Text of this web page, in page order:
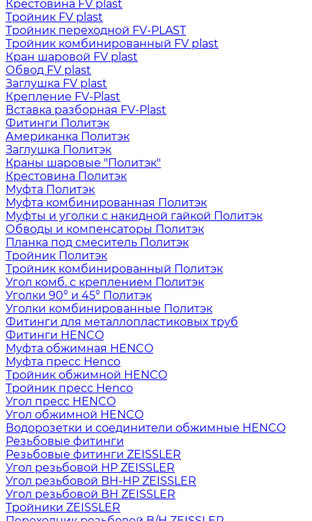
Крестовина FV plast
Тройник FV plast
Тройник переходной FV-PLAST
Тройник комбинированный FV plast
Кран шаровой FV plast
Обвод FV plast
Заглушка FV plast
Крепление FV-Plast
Вставка разборная FV-Plast
Фитинги Политэк
Американка Политэк
Заглушка Политэк
Краны шаровые "Политэк"
Крестовина Политэк
Муфта Политэк
Муфта комбинированная Политэк
Муфты и уголки с накидной гайкой Политэк
Обводы и компенсаторы Политэк
Планка под смеситель Политэк
Тройник Политэк
Тройник комбинированный Политэк
Угол комб. с креплением Политэк
Уголки 90° и 45° Политэк
Уголки комбинированные Политэк
Фитинги для металлопластиковых труб
Фитинги HENCO
Муфта обжимная HENCO
Муфта пресс Henco
Тройник обжимной HENCO
Тройник пресс Henco
Угол пресс HENCO
Угол обжимной HENCO
Водорозетки и соединители обжимные HENCO
Резьбовые фитинги
Резьбовые фитинги ZEISSLER
Угол резьбовой НР ZEISSLER
Угол резьбовой ВН-НР ZEISSLER
Угол резьбовой ВН ZEISSLER
Тройники ZEISSLER